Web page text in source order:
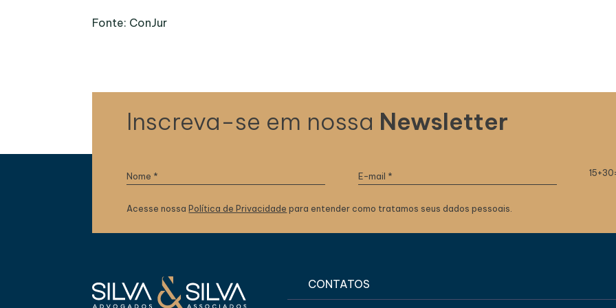
Fonte: ConJur
Inscreva-se em nossa Newsletter
Acesse nossa Política de Privacidade para entender como tratamos seus dados pessoais.
CONTATOS